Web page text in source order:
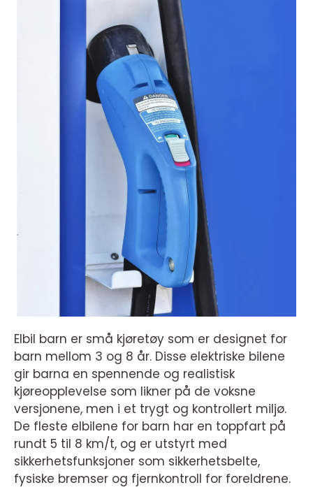
Elbil barn er små kjøretøy som er designet for
barn mellom 3 og 8 år. Disse elektriske bilene
gir barna en spennende og realistisk
kjøreopplevelse som likner på de voksne
versjonene, men i et trygt og kontrollert miljø.
De fleste elbilene for barn har en toppfart på
rundt 5 til 8 km/t, og er utstyrt med
sikkerhetsfunksjoner som sikkerhetsbelte,
fysiske bremser og fjernkontroll for foreldrene.